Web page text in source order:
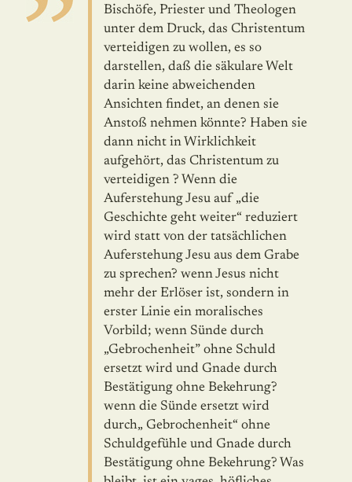
Bischöfe, Priester und Theologen
unter dem Druck, das Christentum
verteidigen zu wollen, es so
darstellen, daß die säku­lare Welt
darin keine abweichenden
Ansichten findet, an denen sie
Anstoß nehmen könnte? Haben sie
dann nicht in Wirklichkeit
aufgehört, das Chri­stentum zu
verteidigen ? Wenn die
Auferstehung Jesu auf „die
Geschichte geht weiter“ reduziert
wird statt von der tatsächlichen
Auferstehung Jesu aus dem Grabe
zu sprechen? wenn Jesus nicht
mehr der Erlöser ist, sondern in
erster Linie ein moralisches
Vorbild; wenn Sünde durch
„Gebrochenheit” ohne Schuld
ersetzt wird und Gnade durch
Bestätigung ohne Bekehrung?
wenn die Sünde ersetzt wird
durch„ Gebrochenheit“ ohne
Schuldgefühle und Gnade durch
Bestätigung ohne Bekehrung? Was